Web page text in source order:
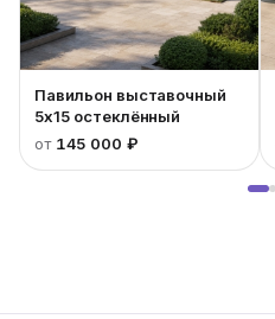
Павильон выставочный
5x15 остеклённый
от 145 000 ₽